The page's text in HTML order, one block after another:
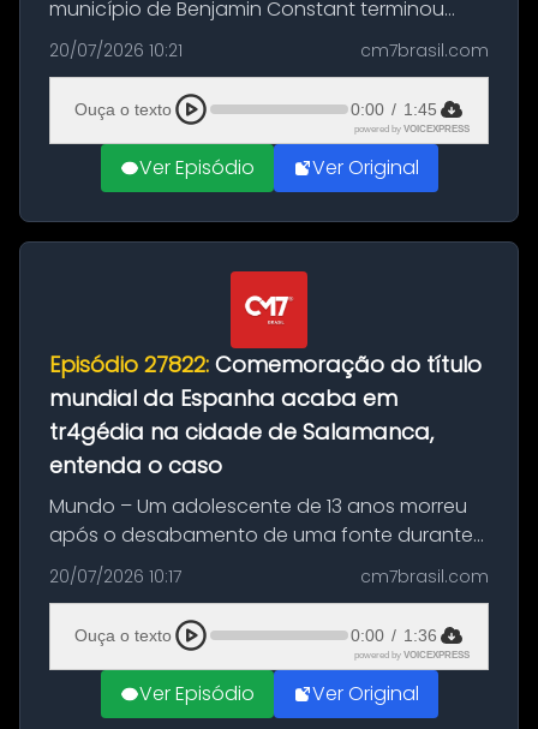
município de Benjamin Constant terminou
com a apreensão de aproximadamente 115
quilos de entorpecentes em uma
embarcação atracada no porto da cidade. O
materia...
20/07/2026 10:21 cm7brasil.com
Ouça o texto 0:00 / 1:45
powered by VOICEXPRESS
Ver Episódio Ver Original
Episódio 27822: Comemoração do título
mundial da Espanha acaba em
tr4gédia na cidade de Salamanca,
entenda o caso
Mundo – Um adolescente de 13 anos morreu
após o desabamento de uma fonte durante
as comemorações pelo título da Copa do
Mundo conquistado pela Espanha, em
Ciudad Rodrigo, na província de Salamanca,
no...
20/07/2026 10:17 cm7brasil.com
Ouça o texto 0:00 / 1:36
powered by VOICEXPRESS
Ver Episódio Ver Original